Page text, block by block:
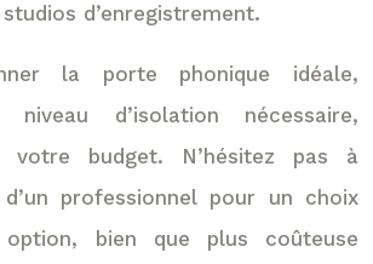
d’enregistrement.
la porte phonique idéale,
d’isolation nécessaire,
votre budget. N’hésitez pas à
professionnel pour un choix
bien que plus coûteuse